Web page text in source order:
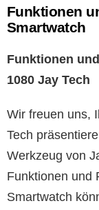
Funktionen
Smartwatch
Funktionen
1080 Jay Tech
Wir freuen uns,
Tech
Werkzeug von
Funktionen und
Smartwatch